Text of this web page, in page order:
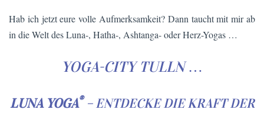
Hab ich jetzt eure volle Aufmerksamkeit? Dann taucht mit mir ab
in die Welt des Luna-, Hatha-, Ashtanga- oder Herz-Yogas …
YOGA-CITY TULLN…
LUNA YOGA®– ENTDECKE DIE KRAFT DER